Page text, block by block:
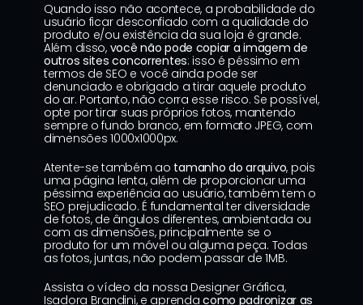
Quando isso não acontece, a probabilidade do
usuário ficar desconfiado com a qualidade do
produto e/ou existência da sua loja é grande.
Além disso, você não pode copiar a imagem de
outros sites concorrentes: isso é péssimo em
termos de SEO e você ainda pode ser
denunciado e obrigado a tirar aquele produto
do ar. Portanto, não corra esse risco. Se possível,
opte por tirar suas próprios fotos, mantendo
sempre o fundo branco, em formato JPEG, com
dimensões 1000x1000px.
Atente-se também ao tamanho do arquivo, pois
uma página lenta, além de proporcionar uma
péssima experiência ao usuário, também tem o
SEO prejudicado. É fundamental ter diversidade
de fotos, de ângulos diferentes, ambientada ou
com as dimensões, principalmente se o
produto for um móvel ou alguma peça. Todas
as fotos, juntas, não podem passar de 1MB.
Assista o vídeo da nossa Designer Gráfica,
Isadora Brandini, e aprenda como padronizar as